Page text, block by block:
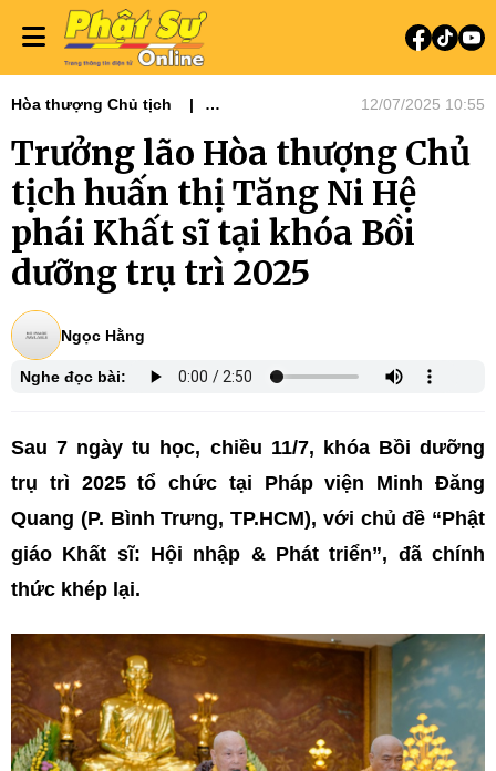
Hòa thượng Chủ tịch
Phật sự TƯGH
Nổi bật Tiêu điểm
12/07/2025 10:55
Trưởng lão Hòa thượng Chủ
tịch huấn thị Tăng Ni Hệ
phái Khất sĩ tại khóa Bồi
dưỡng trụ trì 2025
Ngọc Hằng
Nghe đọc bài:
Sau 7 ngày tu học, chiều 11/7, khóa Bồi dưỡng
trụ trì 2025 tổ chức tại Pháp viện Minh Đăng
Quang (P. Bình Trưng, TP.HCM), với chủ đề “Phật
giáo Khất sĩ: Hội nhập & Phát triển”, đã chính
thức khép lại.